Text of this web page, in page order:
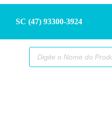
SC (47) 93300-3924